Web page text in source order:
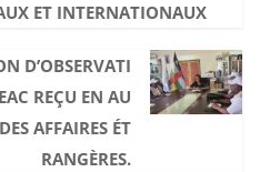
ET INTERNATIONAUX
D’OBSERVATI
REÇU EN AU
AFFAIRES ÉT
RANGÈRES.